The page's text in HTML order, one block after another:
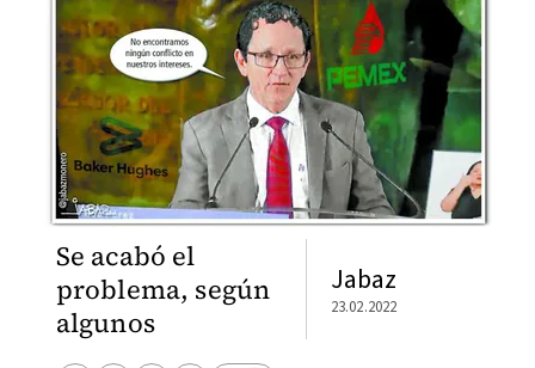
Se acabó el
problema, según
algunos
Jabaz
23.02.2022